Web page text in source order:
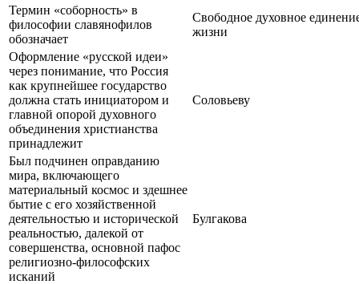
Термин «соборность» в
философии славянофилов
обозначает
Свободное духовное
жизни
Оформление «русской идеи»
через понимание, что Россия
как крупнейшее государство
должна стать инициатором и
главной опорой духовного
объединения христианства
принадлежит
Соловьеву
Был подчинен оправданию
мира, включающего
материальный космос и здешнее
бытие с его хозяйственной
деятельностью и исторической
реальностью, далекой от
совершенства, основной пафос
религиозно-философских
исканий
Булгакова